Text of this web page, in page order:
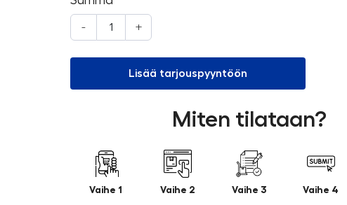
- +
Lisää tarjouspyyntöön
Miten tilataan?
Vaihe 1 Vaihe 2 Vaihe 3 Vaihe 4